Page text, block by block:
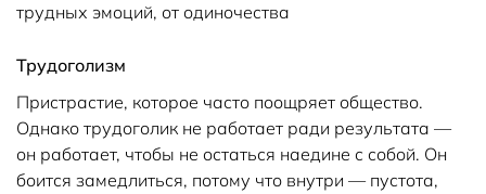
трудных эмоций, от одиночества
Трудоголизм
Пристрастие, которое часто поощряет общество.
Однако трудоголик не работает ради результата —
он работает, чтобы не остаться наедине с собой. Он
боится замедлиться, потому что внутри — пустота,